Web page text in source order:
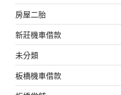
房屋二胎
新莊機車借款
未分類
板橋機車借款